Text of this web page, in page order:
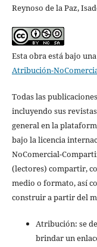
Reynoso de la Paz,
Esta obra está bajo
Atribución-
Todas las
incluyendo sus
general en la
bajo la licencia
NoComercial-
(lectores) compartir,
medio o formato, así
construir a partir del
Atribución: se
brindar un